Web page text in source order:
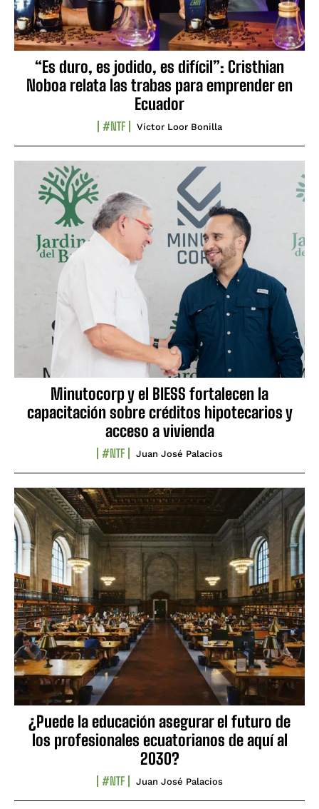
“Es duro, es jodido, es difícil”: Cristhian
Noboa relata las trabas para emprender en
Ecuador
#NTF Víctor Loor Bonilla
Minutocorp y el BIESS fortalecen la
capacitación sobre créditos hipotecarios y
acceso a vivienda
#NTF Juan José Palacios
¿Puede la educación asegurar el futuro de
los profesionales ecuatorianos de aquí al
2030?
#NTF Juan José Palacios